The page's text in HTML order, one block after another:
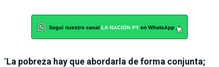
“La pobreza hay que abordarla de forma conjunta;